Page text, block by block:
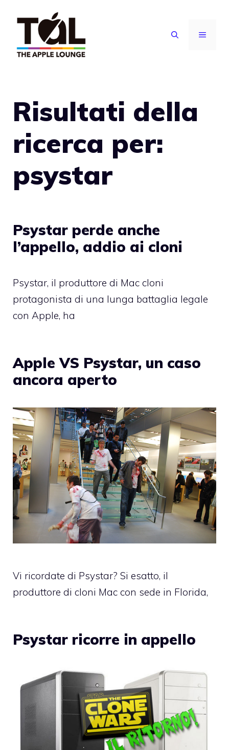
contenuto
MENU
Risultati della
ricerca per:
psystar
Psystar perde anche
l’appello, addio ai cloni
Psystar, il produttore di Mac cloni
protagonista di una lunga battaglia legale
con Apple, ha
Apple VS Psystar, un caso
ancora aperto
Vi ricordate di Psystar? Si esatto, il
produttore di cloni Mac con sede in Florida,
Psystar ricorre in appello